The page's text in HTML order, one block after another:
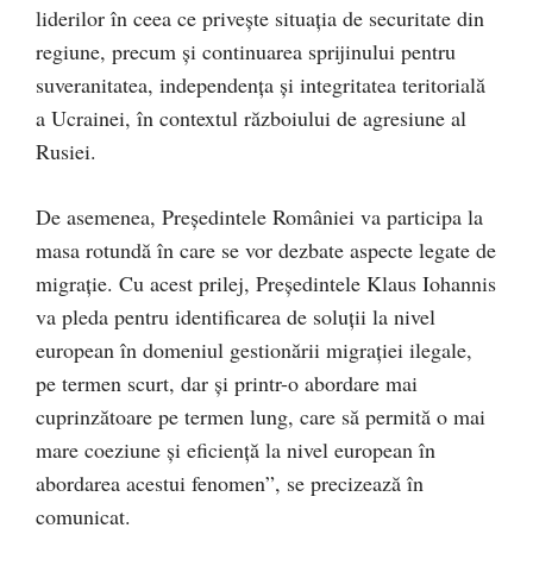
liderilor în ceea ce priveşte situația de securitate din
regiune, precum şi continuarea sprijinului pentru
suveranitatea, independența și integritatea teritorială
a Ucrainei, în contextul războiului de agresiune al
Rusiei.
De asemenea, Președintele României va participa la
masa rotundă în care se vor dezbate aspecte legate de
migrație. Cu acest prilej, Președintele Klaus Iohannis
va pleda pentru identificarea de soluții la nivel
european în domeniul gestionării migrației ilegale,
pe termen scurt, dar şi printr-o abordare mai
cuprinzătoare pe termen lung, care să permită o mai
mare coeziune și eficiență la nivel european în
abordarea acestui fenomen”, se precizează în
comunicat.